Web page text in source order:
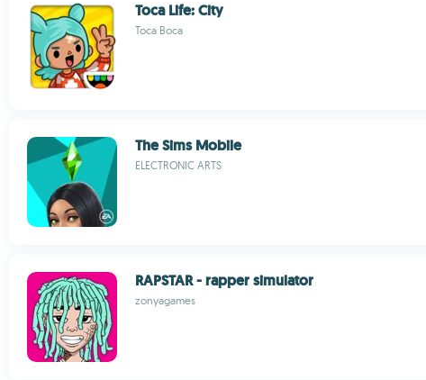
Toca Life: City
Toca Boca
The Sims Mobile
ELECTRONIC ARTS
RAPSTAR - rapper simulator
zonyagames